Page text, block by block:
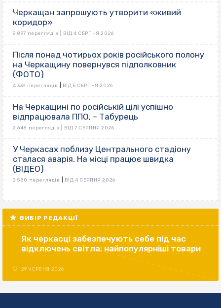
Черкащан запрошують утворити «живий
коридор»
5 897 переглядів ВІД 4 СЕРПНЯ 2026
Після понад чотирьох років російського полону
на Черкащину повернувся підполковник
(ФОТО)
4 339 переглядів ВІД 5 СЕРПНЯ 2026
На Черкащині по російській цілі успішно
відпрацювала ППО, – Табурець
2 648 переглядів ВІД 7 СЕРПНЯ 2026
У Черкасах поблизу Центрального стадіону
сталася аварія. На місці працює швидка
(ВІДЕО)
2 580 переглядів ВІД 4 СЕРПНЯ 2026
ВИБІР РЕДАКЦІЇ
Як черкасці забезпечують себе під час
відключень світла: найпопулярніші товари
29 ЧЕРВНЯ 2026